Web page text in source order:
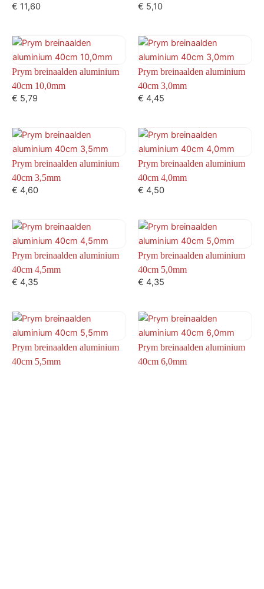
€ 11,60 € 5,10
Prym breinaalden aluminium
40cm 10,0mm
€ 5,79
Prym breinaalden aluminium
40cm 3,0mm
€ 4,45
Prym breinaalden aluminium
40cm 3,5mm
€ 4,60
Prym breinaalden aluminium
40cm 4,0mm
€ 4,50
Prym breinaalden aluminium
40cm 4,5mm
€ 4,35
Prym breinaalden aluminium
40cm 5,0mm
€ 4,35
Prym breinaalden aluminium
40cm 5,5mm
Prym breinaalden aluminium
40cm 6,0mm